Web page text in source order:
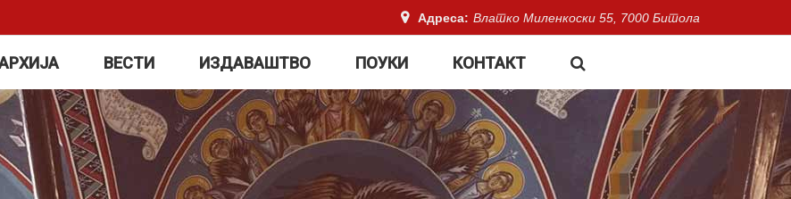
Адреса: Влатко Миленкоски 55, 7000 Битола
ВЕСТИ ИЗДАВАШТВО ПОУКИ КОНТАКТ